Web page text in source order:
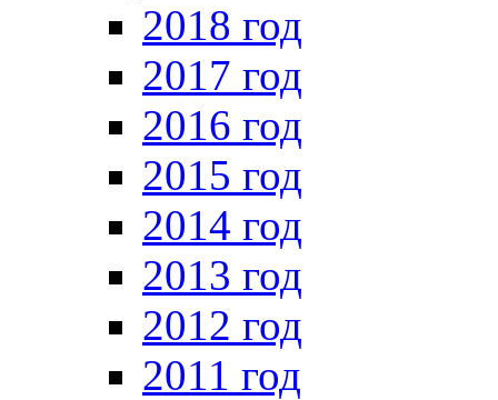
2018 год
2017 год
2016 год
2015 год
2014 год
2013 год
2012 год
2011 год